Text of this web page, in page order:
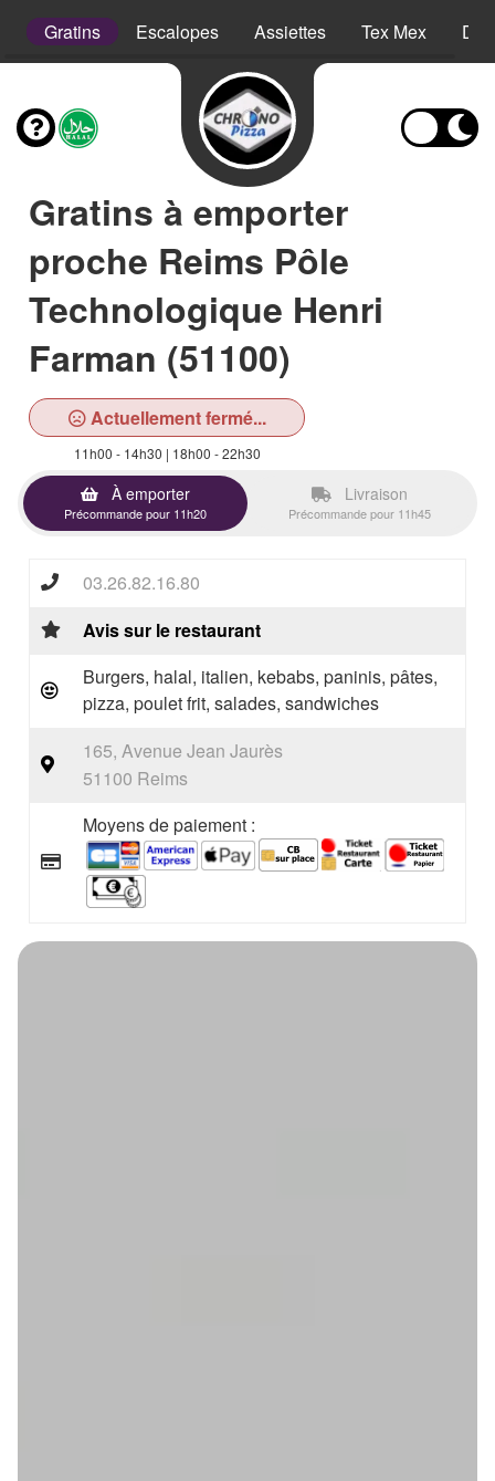
Gratins Escalopes Assiettes Tex Mex
Gratins à emporter
proche Reims Pôle
Technologique Henri
Farman (51100)
Actuellement fermé...
11h00 - 14h30 | 18h00 - 22h30
À emporter
Précommande pour 11h20
Livraison
Précommande pour 11h45
03.26.82.16.80
Avis sur le restaurant
Burgers, halal, italien, kebabs, paninis, pâtes,
pizza, poulet frit, salades, sandwiches
165, Avenue Jean Jaurès
51100 Reims
Moyens de paiement :